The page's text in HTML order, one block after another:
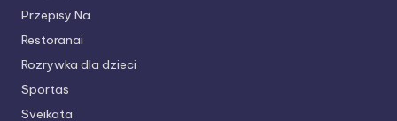
Przepisy Na
Restoranai
Rozrywka dla dzieci
Sportas
Sveikata